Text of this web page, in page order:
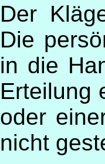
Der
Die
in die
Erteilung
oder
nicht